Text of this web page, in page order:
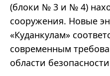
(блоки № 3 и № 4)
сооружения. Новые
«Куданкулам»
современным
области